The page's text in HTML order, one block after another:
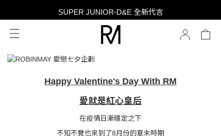
SUPER JUNIOR-D&E 全新代言
SUPER JUNIOR-D&E 全新代言
台灣限定 香膏禮盒隨贈限定香水小樣 贈完為止
Happy Valentine's Day With RM
愛就是紅心皇后
在疫情日漸穩定之下
不知不覺也來到了8月份的夏末時期